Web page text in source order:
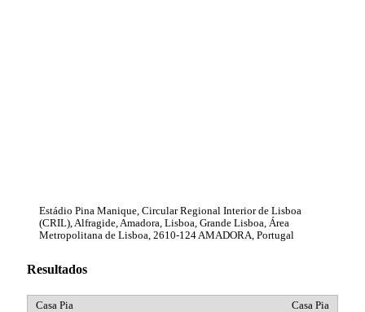
Estádio Pina Manique, Circular Regional Interior de Lisboa
(CRIL), Alfragide, Amadora, Lisboa, Grande Lisboa, Área
Metropolitana de Lisboa, 2610-124 AMADORA, Portugal
Resultados
Casa Pia